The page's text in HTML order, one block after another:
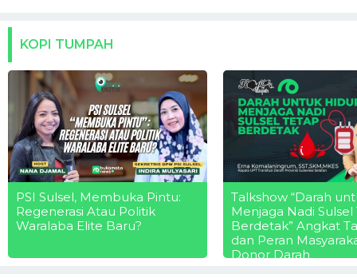
KOPI TUMPAH
PSI Sulsel, Membuka Pintu:
Regenerasi Atau Politik
Waralaba Elite Baru?
Talkshow “Darah
Menjaga Nadi Sulsel
Berdetak” Angkat
dan Peran
Donor Darah